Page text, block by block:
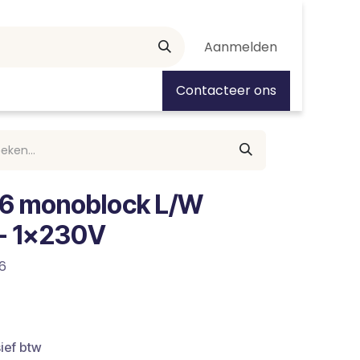
Aanmelden
Contacteer ons
monoblock L/W
1x230V
btw